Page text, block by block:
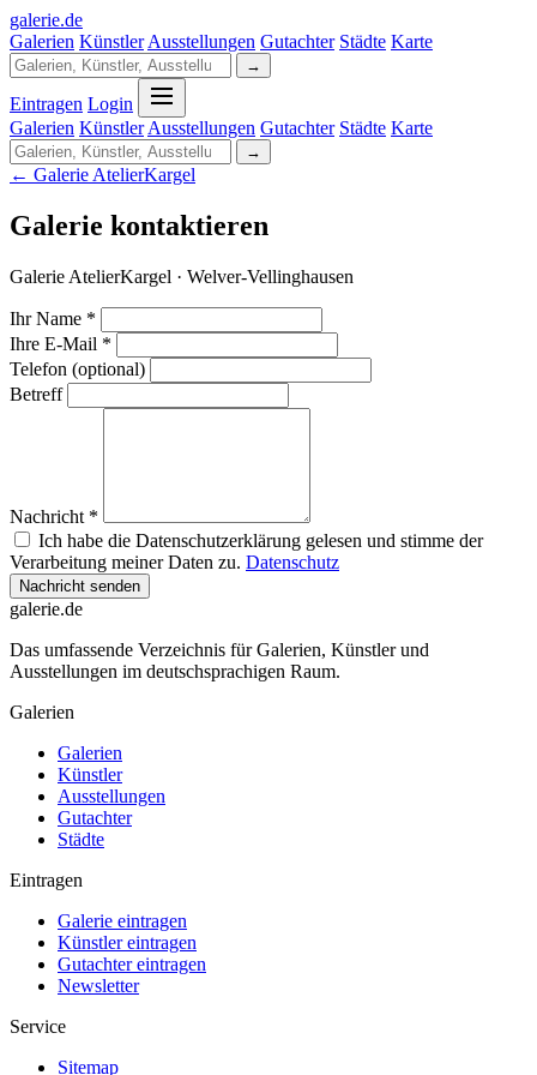
galerie.de
Galerien Künstler Ausstellungen Gutachter Städte Karte
→
Eintragen Login
Galerien Künstler Ausstellungen Gutachter Städte Karte
→
← Galerie AtelierKargel
Galerie kontaktieren
Galerie AtelierKargel · Welver-Vellinghausen
Ihr Name *
Ihre E-Mail *
Telefon (optional)
Betreff
Nachricht *
Ich habe die Datenschutzerklärung gelesen und stimme der
Verarbeitung meiner Daten zu. Datenschutz
Nachricht senden
galerie.de
Das umfassende Verzeichnis für Galerien, Künstler und
Ausstellungen im deutschsprachigen Raum.
Galerien
Galerien
Künstler
Ausstellungen
Gutachter
Städte
Eintragen
Galerie eintragen
Künstler eintragen
Gutachter eintragen
Newsletter
Service
Sitemap